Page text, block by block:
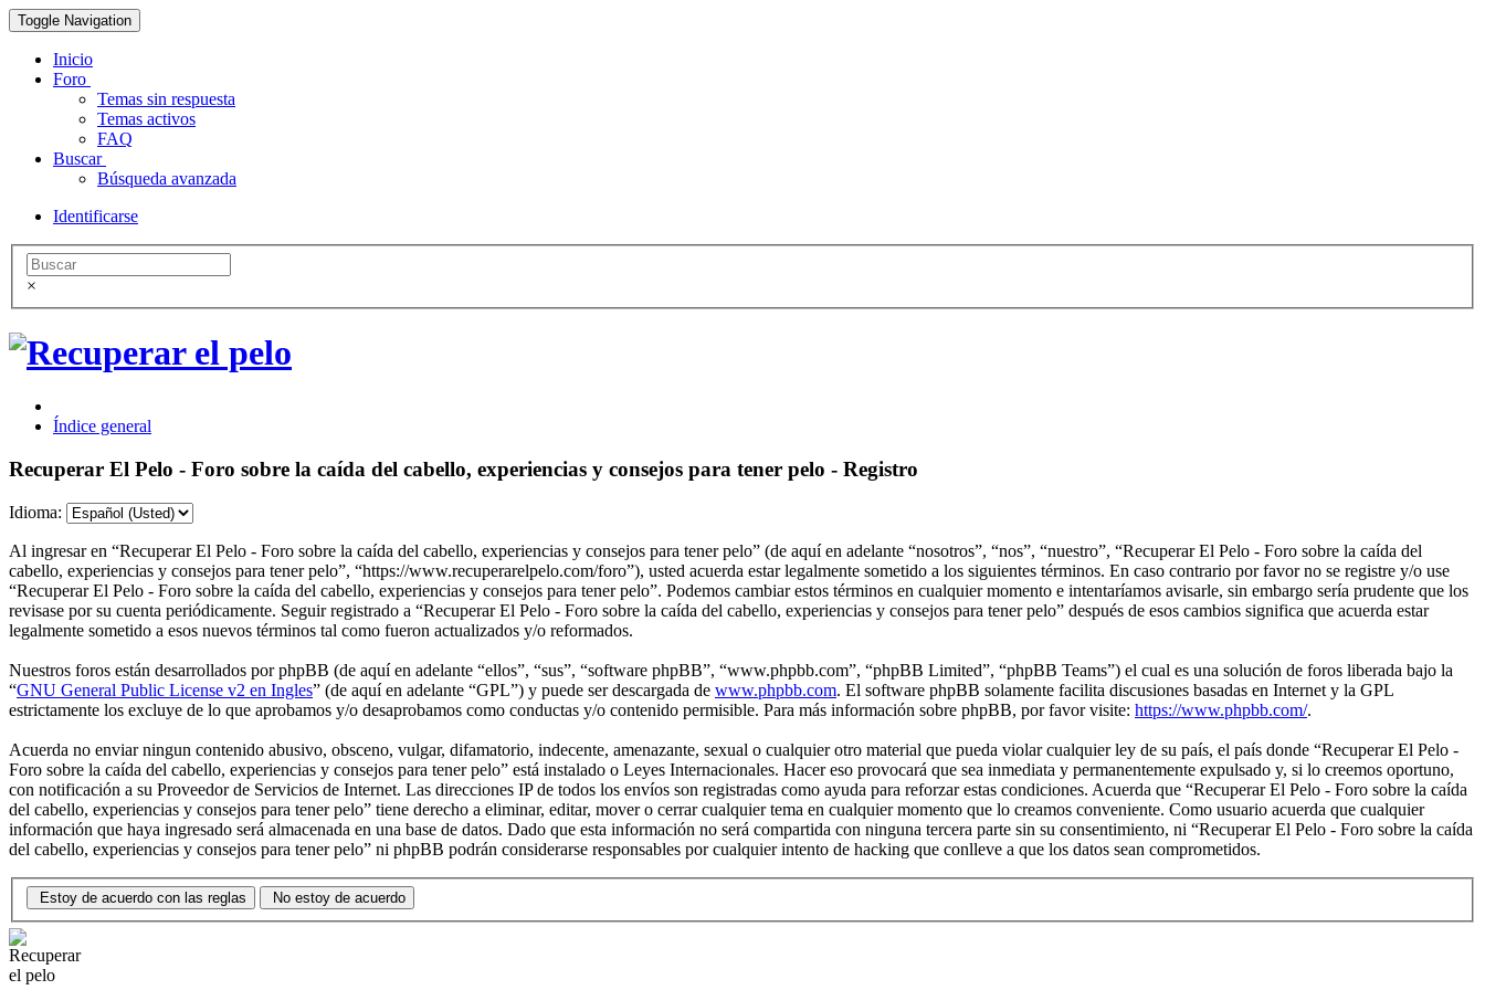
Toggle Navigation
Inicio
Foro
Temas sin respuesta
Temas activos
FAQ
Buscar
Búsqueda avanzada
Identificarse
×
Índice general
Recuperar El Pelo - Foro sobre la caída del cabello, experiencias y consejos para tener pelo - Registro
Idioma:
Al ingresar en “Recuperar El Pelo - Foro sobre la caída del cabello, experiencias y consejos para tener pelo” (de aquí en adelante “nosotros”, “nos”, “nuestro”, “Recuperar El Pelo - Foro sobre la caída del
cabello, experiencias y consejos para tener pelo”, “https://www.recuperarelpelo.com/foro”), usted acuerda estar legalmente sometido a los siguientes términos. En caso contrario por favor no se registre y/o use
“Recuperar El Pelo - Foro sobre la caída del cabello, experiencias y consejos para tener pelo”. Podemos cambiar estos términos en cualquier momento e intentaríamos avisarle, sin embargo sería prudente que los
revisase por su cuenta periódicamente. Seguir registrado a “Recuperar El Pelo - Foro sobre la caída del cabello, experiencias y consejos para tener pelo” después de esos cambios significa que acuerda estar
legalmente sometido a esos nuevos términos tal como fueron actualizados y/o reformados.
Nuestros foros están desarrollados por phpBB (de aquí en adelante “ellos”, “sus”, “software phpBB”, “www.phpbb.com”, “phpBB Limited”, “phpBB Teams”) el cual es una solución de foros liberada bajo la
“GNU General Public License v2 en Ingles” (de aquí en adelante “GPL”) y puede ser descargada de www.phpbb.com. El software phpBB solamente facilita discusiones basadas en Internet y la GPL
estrictamente los excluye de lo que aprobamos y/o desaprobamos como conductas y/o contenido permisible. Para más información sobre phpBB, por favor visite: https://www.phpbb.com/.
Acuerda no enviar ningun contenido abusivo, obsceno, vulgar, difamatorio, indecente, amenazante, sexual o cualquier otro material que pueda violar cualquier ley de su país, el país donde “Recuperar El Pelo -
Foro sobre la caída del cabello, experiencias y consejos para tener pelo” está instalado o Leyes Internacionales. Hacer eso provocará que sea inmediata y permanentemente expulsado y, si lo creemos oportuno,
con notificación a su Proveedor de Servicios de Internet. Las direcciones IP de todos los envíos son registradas como ayuda para reforzar estas condiciones. Acuerda que “Recuperar El Pelo - Foro sobre la caída
del cabello, experiencias y consejos para tener pelo” tiene derecho a eliminar, editar, mover o cerrar cualquier tema en cualquier momento que lo creamos conveniente. Como usuario acuerda que cualquier
información que haya ingresado será almacenada en una base de datos. Dado que esta información no será compartida con ninguna tercera parte sin su consentimiento, ni “Recuperar El Pelo - Foro sobre la caída
del cabello, experiencias y consejos para tener pelo” ni phpBB podrán considerarse responsables por cualquier intento de hacking que conlleve a que los datos sean comprometidos.
Estoy de acuerdo con las reglas No estoy de acuerdo